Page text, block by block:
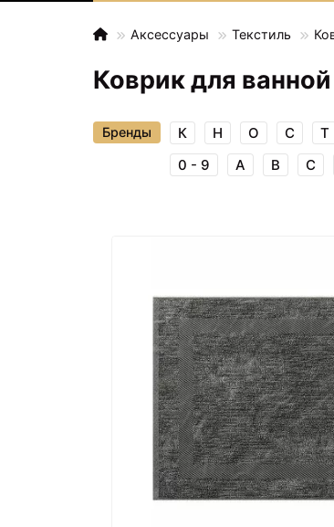
Аксессуары Текстиль
Коврик для
Бренды
0 - 9 A B C
К Н О С Т